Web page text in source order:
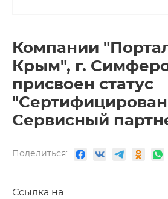
Компании
Крым", г.
присвоен статус
Сервисный
Поделиться:
Ссылка на